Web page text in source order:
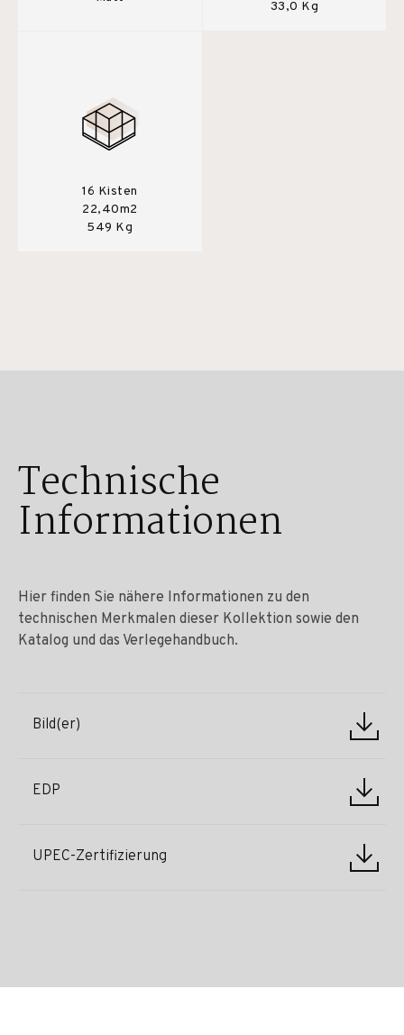
33,0 Kg
16 Kisten
22,40m2
549 Kg
Technische
Informationen
Hier finden Sie nähere Informationen zu den
technischen Merkmalen dieser Kollektion sowie den
Katalog und das Verlegehandbuch.
Bild(er)
EDP
UPEC-Zertifizierung